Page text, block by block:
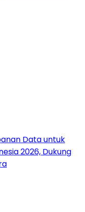
Data untuk
2026, Dukung